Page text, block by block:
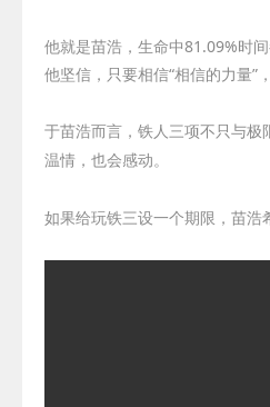
他就是苗浩，生命中81.09%时
他坚信，只要相信“相信的力量”
于苗浩而言，铁人三项不只与极
温情，也会感动。
如果给玩铁三设一个期限，苗浩